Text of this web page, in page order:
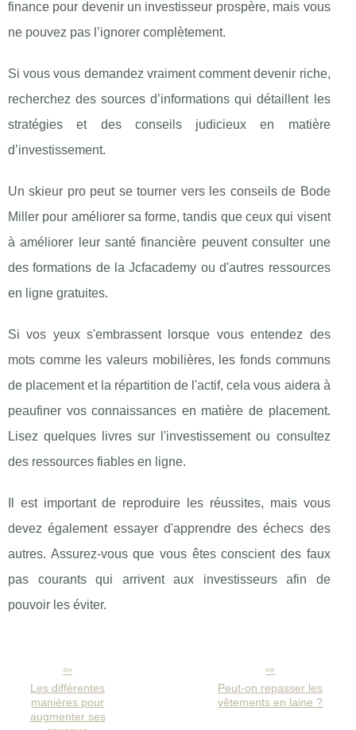
finance pour devenir un investisseur prospère, mais vous
ne pouvez pas l’ignorer complètement.
Si vous vous demandez vraiment comment devenir riche,
recherchez des sources d’informations qui détaillent les
stratégies et des conseils judicieux en matière
d’investissement.
Un skieur pro peut se tourner vers les conseils de Bode
Miller pour améliorer sa forme, tandis que ceux qui visent
à améliorer leur santé financière peuvent consulter une
des formations de la Jcfacademy ou d'autres ressources
en ligne gratuites.
Si vos yeux s'embrassent lorsque vous entendez des
mots comme les valeurs mobilières, les fonds communs
de placement et la répartition de l'actif, cela vous aidera à
peaufiner vos connaissances en matière de placement.
Lisez quelques livres sur l'investissement ou consultez
des ressources fiables en ligne.
Il est important de reproduire les réussites, mais vous
devez également essayer d'apprendre des échecs des
autres. Assurez-vous que vous êtes conscient des faux
pas courants qui arrivent aux investisseurs afin de
pouvoir les éviter.
Les différentes
manières pour
augmenter ses
Peut-on repasser les
vêtements en laine ?